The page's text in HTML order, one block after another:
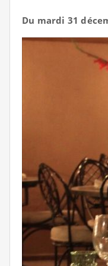
Du mardi 31